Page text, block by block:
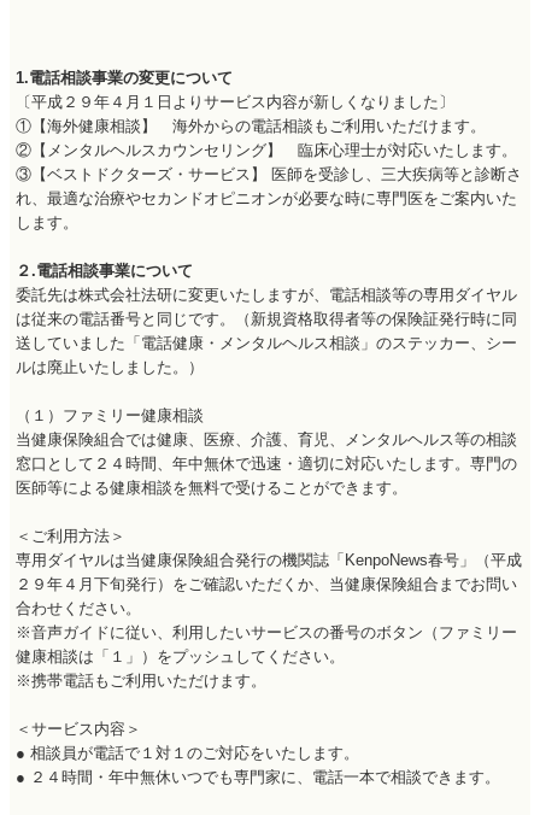
1.電話相談事業の変更について
〔平成２９年４月１日よりサービス内容が新しくなりました〕
①【海外健康相談】 海外からの電話相談もご利用いただけます。
②【メンタルヘルスカウンセリング】 臨床心理士が対応いたします。
③【ベストドクターズ・サービス】 医師を受診し、三大疾病等と診断さ
れ、最適な治療やセカンドオピニオンが必要な時に専門医をご案内いた
します。
２.電話相談事業について
委託先は株式会社法研に変更いたしますが、電話相談等の専用ダイヤル
は従来の電話番号と同じです。（新規資格取得者等の保険証発行時に同
送していました「電話健康・メンタルヘルス相談」のステッカー、シー
ルは廃止いたしました。）
（１）ファミリー健康相談
当健康保険組合では健康、医療、介護、育児、メンタルヘルス等の相談
窓口として２４時間、年中無休で迅速・適切に対応いたします。専門の
医師等による健康相談を無料で受けることができます。
＜ご利用方法＞
専用ダイヤルは当健康保険組合発行の機関誌「KenpoNews春号」（平成
２９年４月下旬発行）をご確認いただくか、当健康保険組合までお問い
合わせください。
※音声ガイドに従い、利用したいサービスの番号のボタン（ファミリー
健康相談は「１」）をプッシュしてください。
※携帯電話もご利用いただけます。
＜サービス内容＞
● 相談員が電話で１対１のご対応をいたします。
● ２４時間・年中無休いつでも専門家に、電話一本で相談できます。